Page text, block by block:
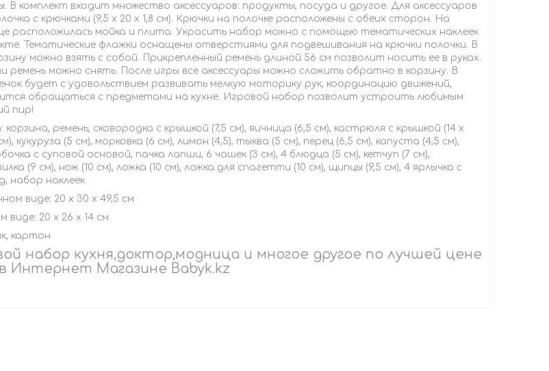
В комплект входит множество аксессуаров: продукты, посуда и другое. Для аксессуаров
с крючками (9,5 х 20 х 1,8 см). Крючки на полочке расположены с обеих сторон. На
расположилась мойка и плита. Украсить набор можно с помощью тематических наклеек
Тематические флажки оснащены отверстиями для подвешивания на крючки полочки. В
можно взять с собой. Прикрепленный ремень длиной 56 см позволит носить ее в руках.
ремень можно снять. После игры все аксессуары можно сложить обратно в корзину. В
будет с удовольствием развивать мелкую моторику рук, координацию движений,
обращаться с предметами на кухне. Игровой набор позволит устроить любимым
пир!
ремень, сковородка с крышкой (7,5 см), яичница (6,5 см), кастрюля с крышкой (14 х
кукуруза (5 см), морковка (6 см), лимон (4,5), тыква (5 см), перец (6,5 см), капуста (4,5 см),
с суповой основой, пачка лапши, 6 чашек (3 см), 4 блюдца (5 см), кетчуп (7 см),
(9 см), нож (10 см), ложка (10 см), ложка для спагетти (10 см), щипцы (9,5 см), 4 ярлычка с
набор наклеек
виде: 20 х 30 х 49,5 см
виде: 20 х 26 х 14 см
картон
набор кухня,доктор,модница и многое другое по лучшей цене
Интернет Магазине Babyk.kz